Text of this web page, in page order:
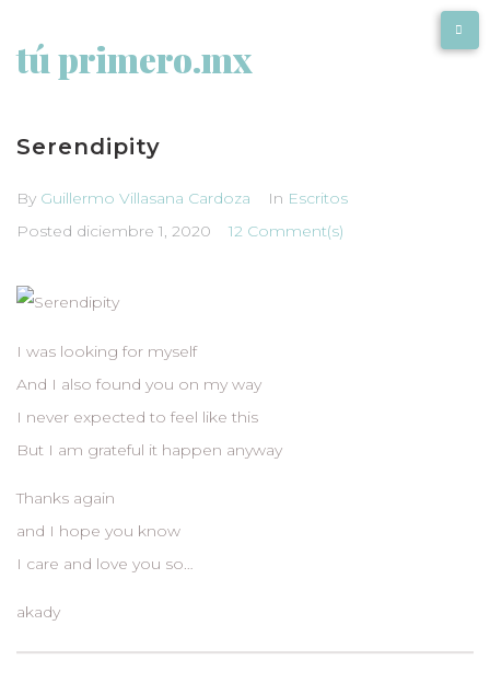
tú primero.mx
Serendipity
By Guillermo Villasana Cardoza In Escritos
Posted diciembre 1, 2020 12 Comment(s)
I was looking for myself
And I also found you on my way
I never expected to feel like this
But I am grateful it happen anyway
Thanks again
and I hope you know
I care and love you so…
akady